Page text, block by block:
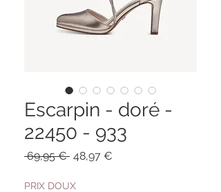
Escarpin - doré -
22450 - 933
69,95 € Prix
48,97 €
PRIX DOUX